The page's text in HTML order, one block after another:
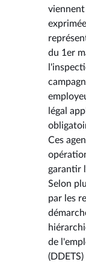
du 1er
légal
Ces
garantir
Selon
par les
de